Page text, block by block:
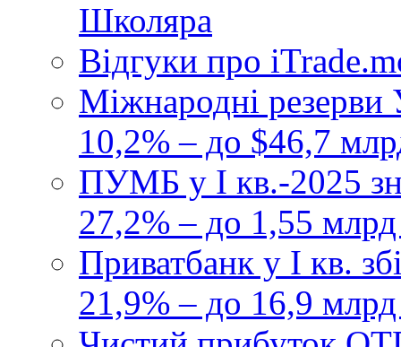
Школяра
Відгуки про
Міжнародні резерви
10,2% – до $46,7
ПУМБ у I кв.-2025
27,2% – до 1,55
Приватбанк у І кв.
21,9% – до 16,9